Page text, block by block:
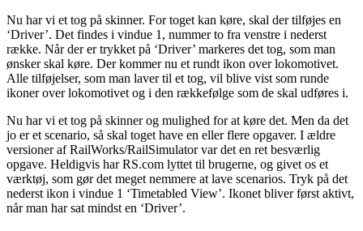
Nu har vi et tog på skinner. For toget kan køre, skal der tilføjes en
‘Driver’. Det findes i vindue 1, nummer to fra venstre i nederst
række. Når der er trykket på ‘Driver’ markeres det tog, som man
ønsker skal køre. Der kommer nu et rundt ikon over lokomotivet.
Alle tilføjelser, som man laver til et tog, vil blive vist som runde
ikoner over lokomotivet og i den rækkefølge som de skal udføres i.
Nu har vi et tog på skinner og mulighed for at køre det. Men da det
jo er et scenario, så skal toget have en eller flere opgaver. I ældre
versioner af RailWorks/RailSimulator var det en ret besværlig
opgave. Heldigvis har RS.com lyttet til brugerne, og givet os et
værktøj, som gør det meget nemmere at lave scenarios. Tryk på det
nederst ikon i vindue 1 ‘Timetabled View’. Ikonet bliver først aktivt,
når man har sat mindst en ‘Driver’.